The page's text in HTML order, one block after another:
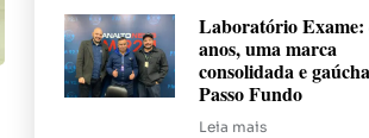
Laboratório Exame:
anos, uma marca
consolidada e
Passo Fundo
Leia mais